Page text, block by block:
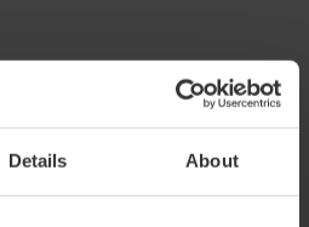
Details About